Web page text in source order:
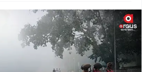
Argus Chalo Dekhein Apna Desh